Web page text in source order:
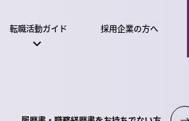
転職活動ガイド 採用企業の方へ